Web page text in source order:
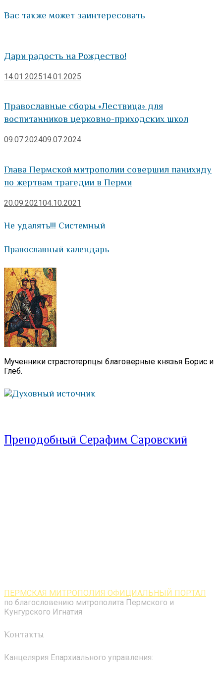
Вас также может заинтересовать
Дари радость на Рождество!
14.01.202514.01.2025
Православные сборы «Лествица» для
воспитанников церковно-приходских школ
09.07.202409.07.2024
Глава Пермской митрополии совершил панихиду
по жертвам трагедии в Перми
20.09.202104.10.2021
Не удалять!!! Системный
Православный календарь
Мученники страстотерпцы благоверные князья Борис и
Глеб.
Духовный источник
Преподобный Серафим Саровский
ПЕРМСКАЯ МИТРОПОЛИЯ ОФИЦИАЛЬНЫЙ ПОРТАЛ
по благословению митрополита Пермского и
Кунгурского Игнатия
Контакты
Канцелярия Епархиального управления: